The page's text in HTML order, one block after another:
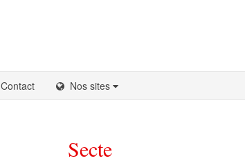
Contact Nos sites
Secte